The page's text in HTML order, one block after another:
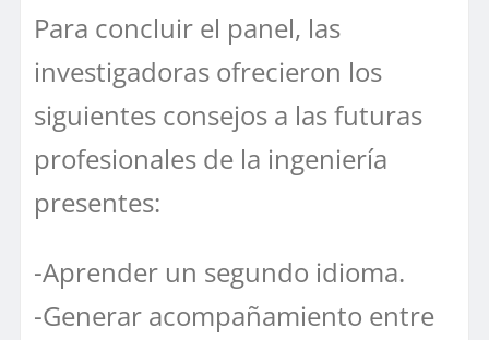
Para concluir el panel, las
investigadoras ofrecieron los
siguientes consejos a las futuras
profesionales de la ingeniería
presentes:
-Aprender un segundo idioma.
-Generar acompañamiento entre